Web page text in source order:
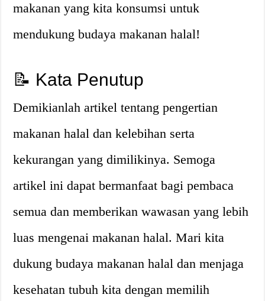
makanan yang kita konsumsi untuk
mendukung budaya makanan halal!
📝 Kata Penutup
Demikianlah artikel tentang pengertian
makanan halal dan kelebihan serta
kekurangan yang dimilikinya. Semoga
artikel ini dapat bermanfaat bagi pembaca
semua dan memberikan wawasan yang lebih
luas mengenai makanan halal. Mari kita
dukung budaya makanan halal dan menjaga
kesehatan tubuh kita dengan memilih